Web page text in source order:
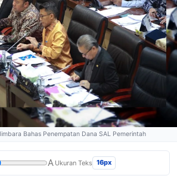
Bahas Penempatan Dana SAL Pemerintah
A Ukuran Teks 16px